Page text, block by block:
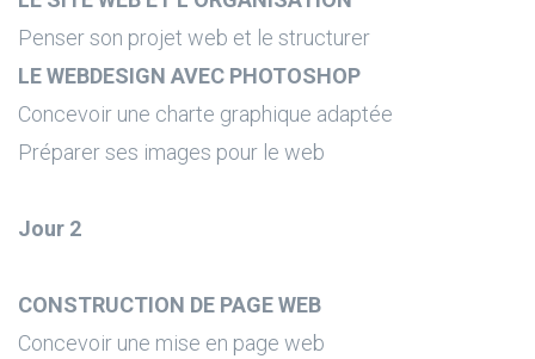
Penser son projet web et le structurer
LE WEBDESIGN AVEC PHOTOSHOP
Concevoir une charte graphique adaptée
Préparer ses images pour le web
Jour 2
CONSTRUCTION DE PAGE WEB
Concevoir une mise en page web